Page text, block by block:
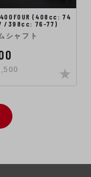
(408cc: 74
/398cc: 76-77)
シャフト